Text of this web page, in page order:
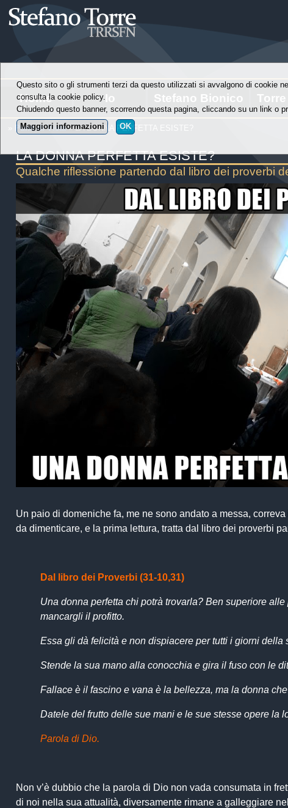
Home Io Stefano Bionico
Punti di Vista » LA DONNA PERFETTA ESISTE?
LA DONNA PERFETTA ESISTE?
Qualche riflessione partendo dal libro dei proverbi
Un paio di domeniche fa, me ne sono andato a messa,
da dimenticare, e la prima lettura, tratta dal libro dei proverbi
Dal libro dei Proverbi (31-10,31)
Una donna perfetta chi potrà trovarla? Ben superiore
mancargli il profitto.
Essa gli dà felicità e non dispiacere per tutti i giorni
Stende la sua mano alla conocchia e gira il fuso con le
Fallace è il fascino e vana è la bellezza, ma la donna
Datele del frutto delle sue mani e le sue stesse opere la
Parola di Dio.
Non v’è dubbio che la parola di Dio non vada consumata in
di noi nella sua attualità, diversamente rimane a galleggiare
Questo sito o gli strumenti terzi da questo utilizzati si avvalgono di cookie
consulta la cookie policy.
Chiudendo questo banner, scorrendo questa pagina, cliccando su un link o
Maggiori informazioni
OK